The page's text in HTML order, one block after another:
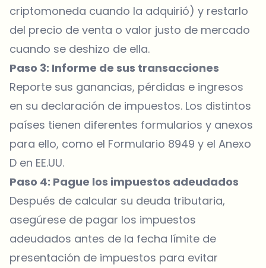
criptomoneda cuando la adquirió) y restarlo
del precio de venta o valor justo de mercado
cuando se deshizo de ella.
Paso 3: Informe de sus transacciones
Reporte sus ganancias, pérdidas e ingresos
en su declaración de impuestos. Los distintos
países tienen diferentes formularios y anexos
para ello, como el Formulario 8949 y el Anexo
D en EE.UU.
Paso 4: Pague los impuestos adeudados
Después de calcular su deuda tributaria,
asegúrese de pagar los impuestos
adeudados antes de la fecha límite de
presentación de impuestos para evitar